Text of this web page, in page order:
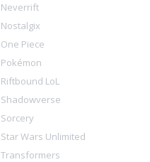
Neverrift
Nostalgix
One Piece
Pokémon
Riftbound LoL
Shadowverse
Sorcery
Star Wars Unlimited
Transformers